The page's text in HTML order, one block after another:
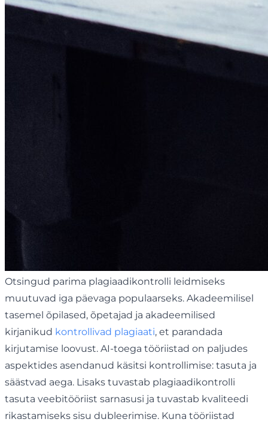
Otsingud parima plagiaadikontrolli leidmiseks
muutuvad iga päevaga populaarseks. Akadeemilisel
tasemel õpilased, õpetajad ja akadeemilised
kirjanikud kontrollivad plagiaati, et parandada
kirjutamise loovust. AI-toega tööriistad on paljudes
aspektides asendanud käsitsi kontrollimise: tasuta ja
säästvad aega. Lisaks tuvastab plagiaadikontrolli
tasuta veebitööriist sarnasusi ja tuvastab kvaliteedi
rikastamiseks sisu dubleerimise. Kuna tööriistad